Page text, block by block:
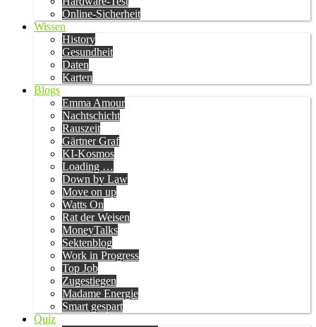
Online-Sicherheit
Wissen
History
Gesundheit
Daten
Karten
Blogs
Emma Amour
Nachtschicht
Rauszeit
Gärtner Graf
KI-Kosmos
Loading …
Down by Law
Move on up
Watts On
Rat der Weisen
MoneyTalks
Sektenblog
Work in Progress
Top Job
Zugestiegen
Madame Energie
Smart gespart
Quiz